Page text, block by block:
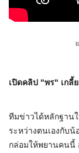
เปิดคลิป "พร" เกลี้
ทีมข่าวได้หลักฐาน
ระหว่างตนเองกับ
กล่อมให้พยานคนนี้